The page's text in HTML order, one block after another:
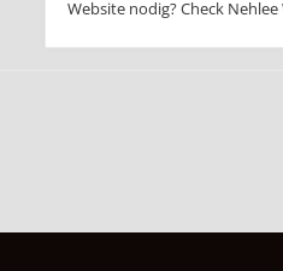
Website nodig? Check